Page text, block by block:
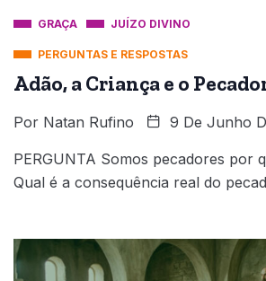
GRAÇA JUÍZO DIVINO
PERGUNTAS E RESPOSTAS
Adão, a Criança e o
Por Natan Rufino 9 De Junho
PERGUNTA Somos pecadores por
Qual é a consequência real do